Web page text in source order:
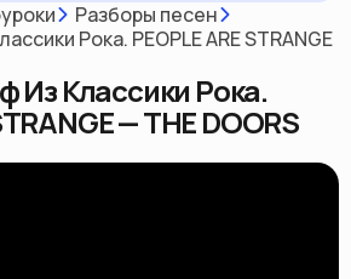
Разборы песен
Рока. PEOPLE ARE STRANGE
Из Классики Рока.
— THE DOORS